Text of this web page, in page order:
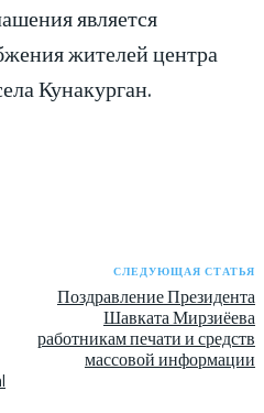
является
жителей центра
Кунакурган.
СЛЕДУЮЩАЯ СТАТЬЯ
Поздравление Президента
Шавката Мирзиёева
работникам печати и средств
массовой информации